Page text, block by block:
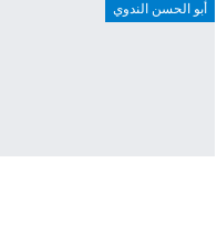
أبو الحسن الندوي